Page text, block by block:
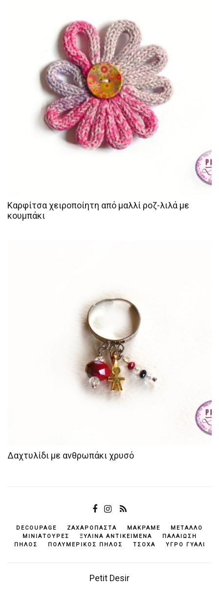
Καρφίτσα χειροποίητη από μαλλί ροζ-λιλά με
κουμπάκι
Δαχτυλίδι με ανθρωπάκι χρυσό
DECOUPAGE ΖΑΧΑΡΌΠΑΣΤΑ ΜΑΚΡΑΜΈ
ΜΈΤΑΛΛΟ
ΜΙΝΙΑΤΟΎΡΕΣ
ΞΎΛΙΝΑ ΑΝΤΙΚΕΊΜΕΝΆ
ΠΑΛΑΊΩΣΗ
ΠΗΛΌΣ
ΠΟΛΥΜΕΡΙΚΌΣ ΠΗΛΌΣ ΤΣΌΧΑ ΥΓΡΌ ΓΥΑΛΊ
Petit Desir